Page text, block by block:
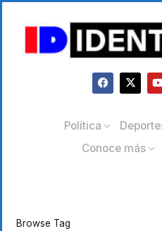
Política
Conoce más
Browse Tag